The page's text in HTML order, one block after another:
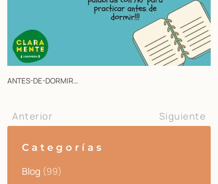
ANTES-DE-DORMIR…
Anterior Siguiente
Categorías
Blog (99)